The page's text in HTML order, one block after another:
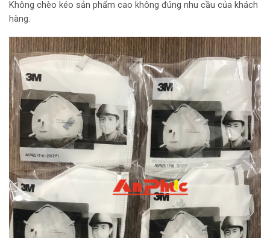
Không chèo kéo sản phẩm cao không đúng nhu cầu của khách
hàng.